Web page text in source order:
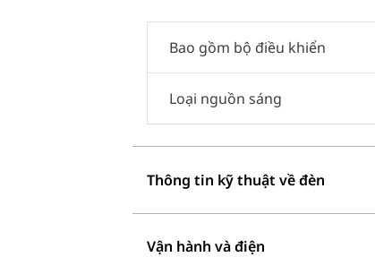
Bao gồm bộ điều khiển
Loại nguồn sáng
Thông tin kỹ thuật về đèn
Vận hành và điện